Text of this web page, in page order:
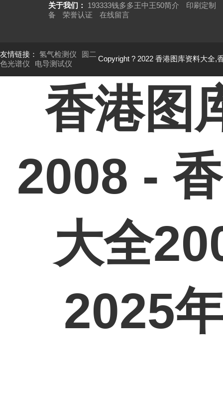
关于我们：
193333钱多多王中王50简介
印刷定制
备
荣誉认证 在线留言
友情链接： 氢气检测仪
圆二
色光谱仪
电导测试仪
Copyright ? 2022 香港图库资料大
香港图
2008 -
大全
2025